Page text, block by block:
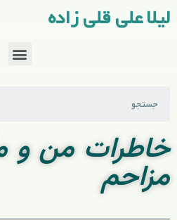
لیلا علی قلی زاده
خاطرات من
مزاحم